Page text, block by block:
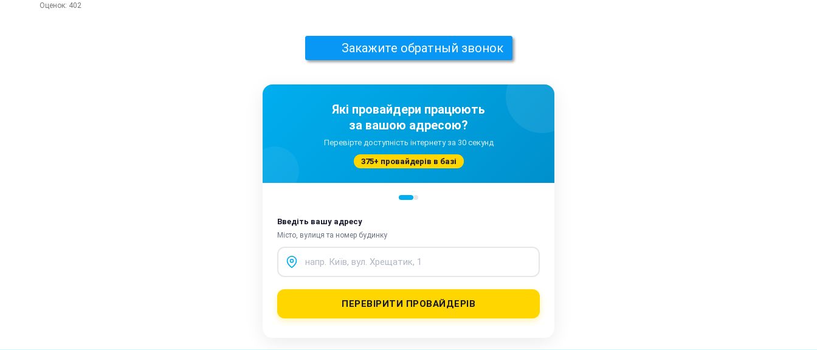
Оценок: 402
Закажите обратный звонок
Які провайдери працюють
за вашою адресою?
Перевірте доступність інтернету за 30 секунд
375+ провайдерів в базі
Введіть вашу адресу
Місто, вулиця та номер будинку
ПЕРЕВІРИТИ ПРОВАЙДЕРІВ